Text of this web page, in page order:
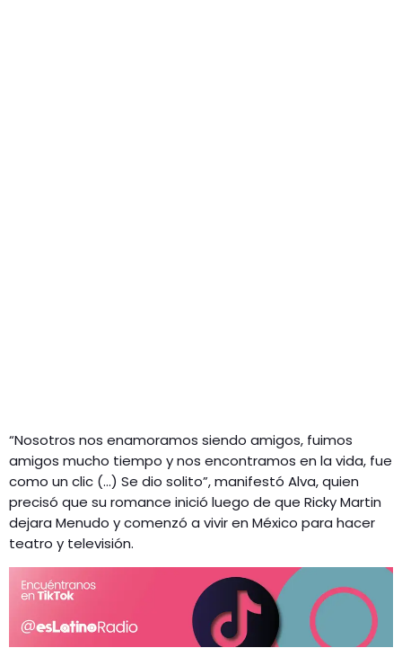
“Nosotros nos enamoramos siendo amigos, fuimos
amigos mucho tiempo y nos encontramos en la vida, fue
como un clic (…) Se dio solito”, manifestó Alva, quien
precisó que su romance inició luego de que Ricky Martin
dejara Menudo y comenzó a vivir en México para hacer
teatro y televisión.